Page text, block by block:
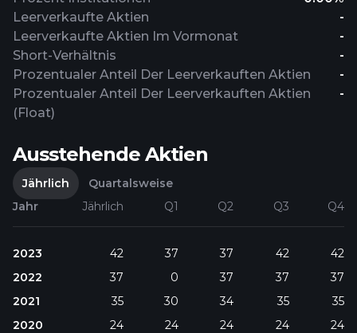
Leerverkaufte Aktien
-
Leerverkaufte Aktien Im Vormonat
-
Short-Verhältnis
-
Prozentualer Anteil Der Leerverkauften Aktien
-
Prozentualer Anteil Der Leerverkauften Aktien
(Float)
-
Ausstehende Aktien
Jährlich
Quartalsweise
Jahr
Jährlich Q1 Q2 Q3 Q4
2023 42 37 37 42
42
2022
37 0 37 37
37
2021
35 30 34 35
35
2020
24 24 24 24
24